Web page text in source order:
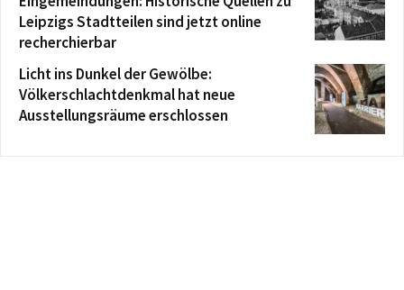
Leipzigs Stadtteilen sind jetzt online
recherchierbar
Licht ins Dunkel der Gewölbe:
Völkerschlachtdenkmal hat neue
Ausstellungsräume erschlossen